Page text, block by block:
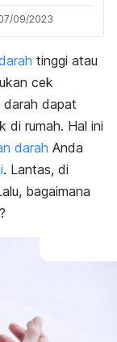
09/2023
tinggi atau
cek
dapat
di rumah. Hal ini
darah Anda
. Lantas, di
bagaimana